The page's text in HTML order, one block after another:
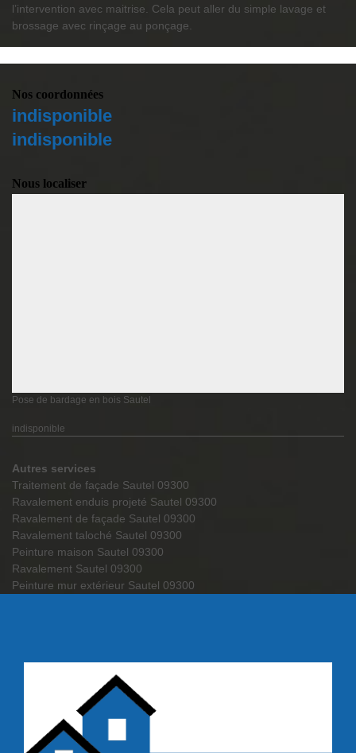
l’intervention avec maitrise. Cela peut aller du simple lavage et
brossage avec rinçage au ponçage.
Nos coordonnées
indisponible
indisponible
Nous localiser
Pose de bardage en bois Sautel
indisponible
Autres services
Traitement de façade Sautel 09300
Ravalement enduis projeté Sautel 09300
Ravalement de façade Sautel 09300
Ravalement taloché Sautel 09300
Peinture maison Sautel 09300
Ravalement Sautel 09300
Peinture mur extérieur Sautel 09300